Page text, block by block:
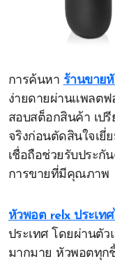
การค้นหา ร้านขาย
ง่ายดายผ่านแพลตฟ
สอบสต็อกสินค้า เป
จริงก่อนตัดสินใจเยี่
เชื่อถือช่วยรับประกั
การขายที่มีคุณภาพ
หัวพอต relx ประเท
ประเทศ โดยผ่านตั
มากมาย หัวพอตทุก